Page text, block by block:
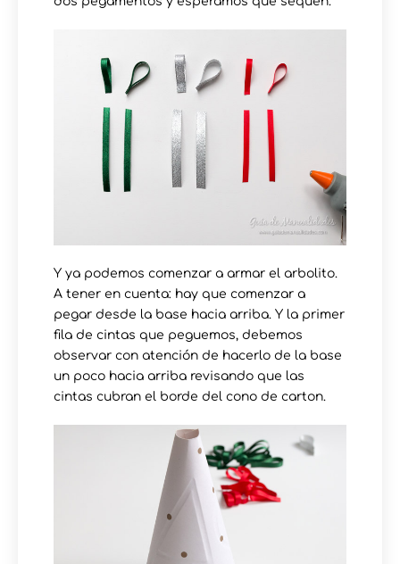
Y ya podemos comenzar a armar el arbolito.
A tener en cuenta: hay que comenzar a
pegar desde la base hacia arriba. Y la primer
fila de cintas que peguemos, debemos
observar con atención de hacerlo de la base
un poco hacia arriba revisando que las
cintas cubran el borde del cono de carton.